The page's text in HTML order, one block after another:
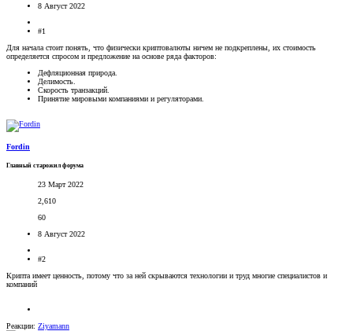
8 Август 2022
#1
Для начала стоит понять, что физически криптовалюты ничем не подкреплены, их стоимость
определяется спросом и предложение на основе ряда факторов:
Дефляционная природа.
Делимость.
Скорость транзакций.
Принятие мировыми компаниями и регуляторами.
Fordin
Главный старожил форума
23 Март 2022
2,610
60
8 Август 2022
#2
Крипта имеет ценность, потому что за ней скрываются технологии и труд многие специалистов и
компаний
Реакции: Ziyamann